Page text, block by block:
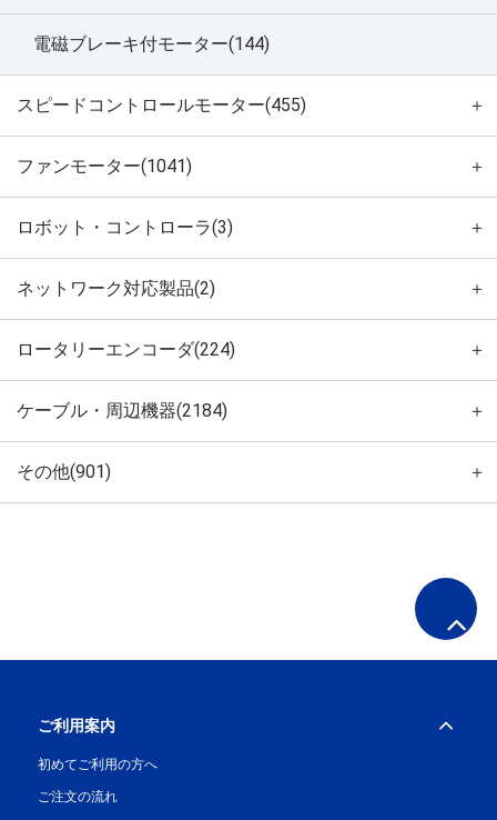
電磁ブレーキ付モーター(144)
スピードコントロールモーター(455) ＋
ファンモーター(1041) ＋
ロボット・コントローラ(3) ＋
ネットワーク対応製品(2) ＋
ロータリーエンコーダ(224) ＋
ケーブル・周辺機器(2184) ＋
その他(901) ＋
ご利用案内
初めてご利用の方へ
ご注文の流れ